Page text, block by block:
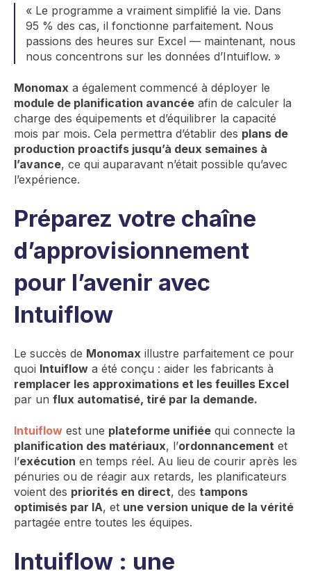
« Le programme a vraiment simplifié la vie. Dans
95 % des cas, il fonctionne parfaitement. Nous
passions des heures sur Excel — maintenant, nous
nous concentrons sur les données d’Intuiflow. »
Monomax a également commencé à déployer le
module de planification avancée afin de calculer la
charge des équipements et d’équilibrer la capacité
mois par mois. Cela permettra d’établir des plans de
production proactifs jusqu’à deux semaines à
l’avance, ce qui auparavant n’était possible qu’avec
l’expérience.
Préparez votre chaîne
d’approvisionnement
pour l’avenir avec
Intuiflow
Le succès de Monomax illustre parfaitement ce pour
quoi Intuiflow a été conçu : aider les fabricants à
remplacer les approximations et les feuilles Excel
par un flux automatisé, tiré par la demande.
Intuiflow est une plateforme unifiée qui connecte la
planification des matériaux, l’ordonnancement et
l’exécution en temps réel. Au lieu de courir après les
pénuries ou de réagir aux retards, les planificateurs
voient des priorités en direct, des tampons
optimisés par IA, et une version unique de la vérité
partagée entre toutes les équipes.
Intuiflow : une